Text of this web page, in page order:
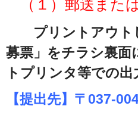
（１）郵送また
プリントアウトし
募票」をチラシ裏
トプリンタ等での出
【提出先】〒037-